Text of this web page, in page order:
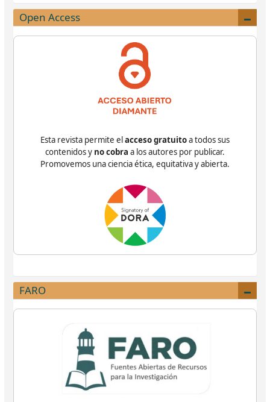
Open Access
Esta revista permite elacceso gratuitoa todos sus
contenidos y no cobra a los autores por publicar.
Promovemos una ciencia ética, equitativa y abierta.
FARO